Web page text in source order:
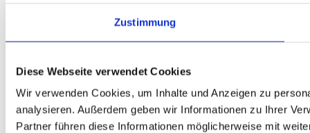
Zustimmung
Diese Webseite verwendet Cookies
Wir verwenden Cookies, um Inhalte und Anzeigen zu
analysieren. Außerdem geben wir Informationen zu Ihrer
Partner führen diese Informationen möglicherweise mit